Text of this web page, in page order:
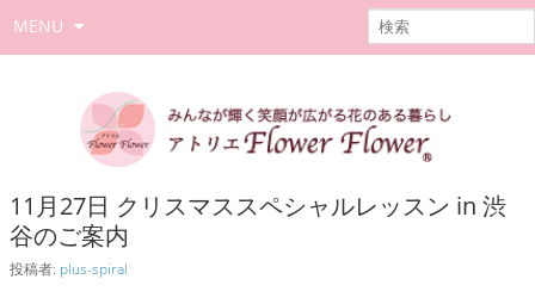
MENU
11月27日 クリスマススペシャルレッスン in 渋
谷のご案内
投稿者: plus-spiral